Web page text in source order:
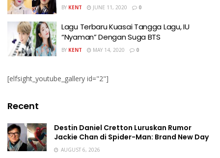
BY KENT JUNE 11, 2020 0
Lagu Terbaru Kuasai Tangga Lagu, IU
“Nyaman” Dengan Suga BTS
BY KENT MAY 14, 2020 0
[elfsight_youtube_gallery id="2"]
Recent
Destin Daniel Cretton Luruskan Rumor
Jackie Chan di Spider-Man: Brand New Day
AUGUST 6, 2026